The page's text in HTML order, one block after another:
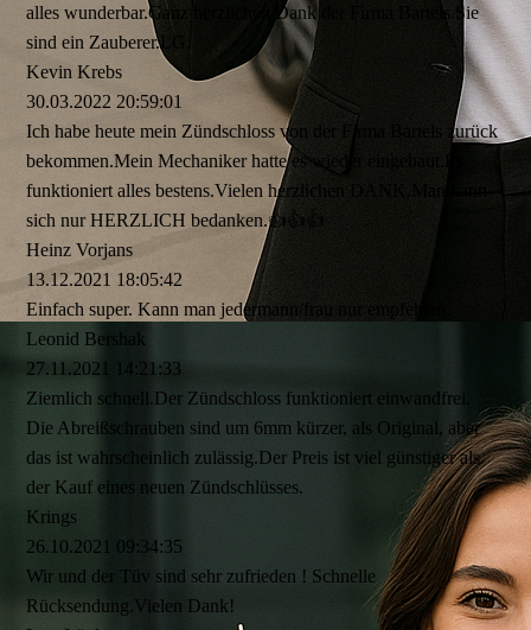
alles wunderbar.Ganz herzlichen Dank der Firma Bartels.Sie
sind ein Zauberer.LG.
Kevin Krebs
30.03.2022 20:59:01
Ich habe heute mein Zündschloss von der Firma Bartels zurück
bekommen.Mein Mechaniker hatte es wieder eingebaut.Es
funktioniert alles bestens.Vielen herzlichen DANK.Man kann
sich nur HERZLICH bedanken.👍👍👍
Heinz Vorjans
13.12.2021 18:05:42
Einfach super. Kann man jedermann/frau nur empfehlen.
Leonid Bershak
27.11.2021
14:21:33
Ziemlich schnell.Der Zündschloss funktioniert einwandfrei.
Die Abreißschrauben sind um 6mm kürzer, als Original, aber
das ist wahrscheinlich zulässig.Der Preis ist viel günstiger als
der Kauf eines neuen Zündschlüsses.
Krings
26.10.2021 09:34:35
Wir und der Tüv sind sehr zufrieden ! Schnelle
Rücksendung.Vielen Dank!